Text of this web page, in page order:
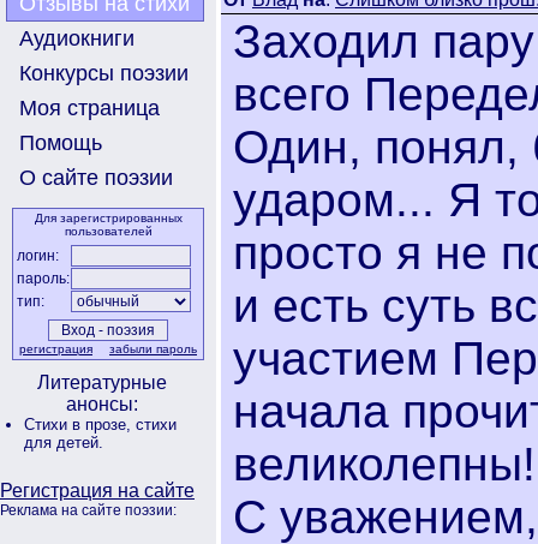
Аудиокниги
Конкурсы поэзии
Моя страница
Помощь
О сайте поэзии
Для зарегистрированных
пользователей
логин:
пароль:
тип:
регистрация забыли пароль
Литературные
анонсы:
Стихи в прозе, стихи
для детей.
Регистрация на сайте
Реклама на сайте поэзии:
Заходил
всего
Один, понял,
ударом... Я
просто я не
и есть суть
участием
начала
С